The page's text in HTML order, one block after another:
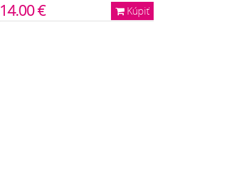
Kúpiť
14.00 €